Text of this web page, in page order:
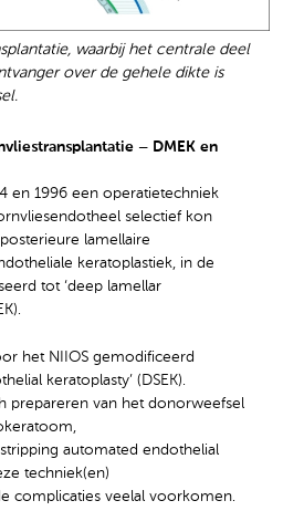
waarbij het centrale deel
over de gehele dikte is
– DMEK en
en 1996 een operatietechniek
selectief kon
lamellaire
keratoplastiek, in de
tot ‘deep lamellar
het NIIOS gemodificeerd
keratoplasty’ (DSEK).
prepareren van het donorweefsel
automated endothelial
techniek(en)
complicaties veelal voorkomen.